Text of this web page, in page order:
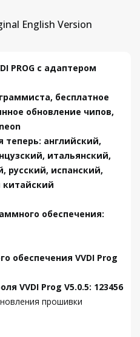
English Version
PROG с адаптером
бесплатное
обновление чипов,
английский,
итальянский,
русский, испанский,
обеспечения:
обеспечения VVDI Prog
VVDI Prog V5.0.5: 123456
прошивки